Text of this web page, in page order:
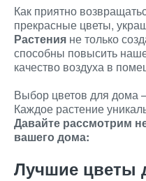
Как приятно
прекрасные цветы,
Растения не только
способны повысить
качество воздуха в
Выбор цветов для дома
Каждое растение
Давайте рассмотрим
вашего дома:
Лучшие цветы